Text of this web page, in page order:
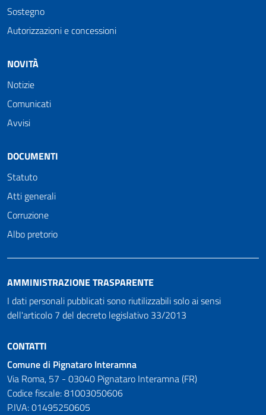
Sostegno
Autorizzazioni e concessioni
NOVITÀ
Notizie
Comunicati
Avvisi
DOCUMENTI
Statuto
Atti generali
Corruzione
Albo pretorio
AMMINISTRAZIONE TRASPARENTE
I dati personali pubblicati sono riutilizzabili solo ai sensi
dell'articolo 7 del decreto legislativo 33/2013
CONTATTI
Comune di Pignataro Interamna
Via Roma, 57 - 03040 Pignataro Interamna (FR)
Codice fiscale: 81003050606
P.IVA: 01495250605